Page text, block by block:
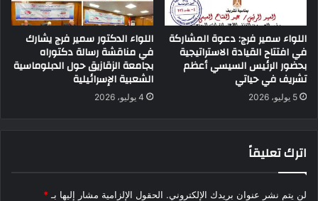
اللواء سمير فرج: دعوة المشاركة
في افتتاح القيادة الاستراتيجية
بحضور الرئيس السيسي أعظم
تشريف في حياتي
5 يوليو، 2026
اللواء الدكتور سمير فرج يشارك
في مناقشة رسالة دكتوراه
بجامعة الزقازيق حول الدبلوماسية
الشعبية الإسرائيلية
4 يوليو، 2026
اترك تعليقاً
لن يتم نشر عنوان بريدك الإلكتروني. الحقول الإلزامية مشار إليها بـ *